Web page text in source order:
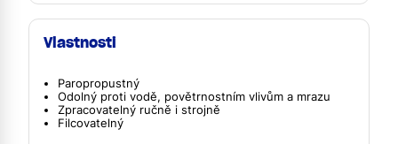
Vlastnosti
Paropropustný
Odolný proti vodě, povětrnostním vlivům a mrazu
Zpracovatelný ručně i strojně
Filcovatelný